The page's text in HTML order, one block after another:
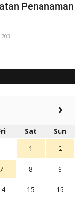
Penanaman
Sat
Sun
1
2
7 8 9
15 16